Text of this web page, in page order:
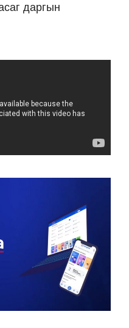
даргын